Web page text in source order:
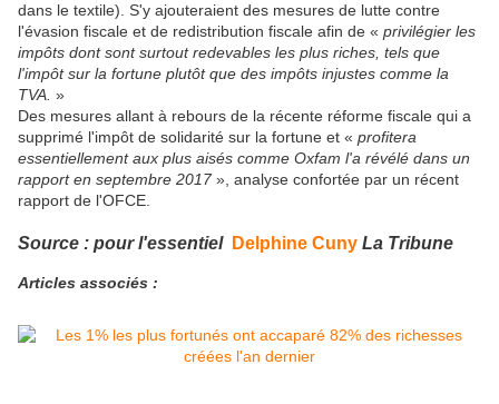
dans le textile). S'y ajouteraient des mesures de lutte contre
l'évasion fiscale et de redistribution fiscale afin de « privilégier les
impôts dont sont surtout redevables les plus riches, tels que
l'impôt sur la fortune plutôt que des impôts injustes comme la
TVA. »
Des mesures allant à rebours de la récente réforme fiscale qui a
supprimé l'impôt de solidarité sur la fortune et « profitera
essentiellement aux plus aisés comme Oxfam l'a révélé dans un
rapport en septembre 2017», analyse confortée par un récent
rapport de l'OFCE.
Source : pour l'essentiel Delphine Cuny La Tribune
Articles associés :